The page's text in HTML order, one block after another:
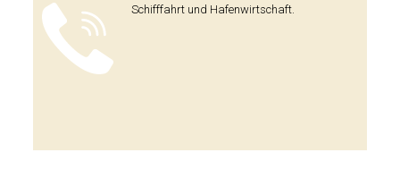
Schifffahrt und Hafenwirtschaft.